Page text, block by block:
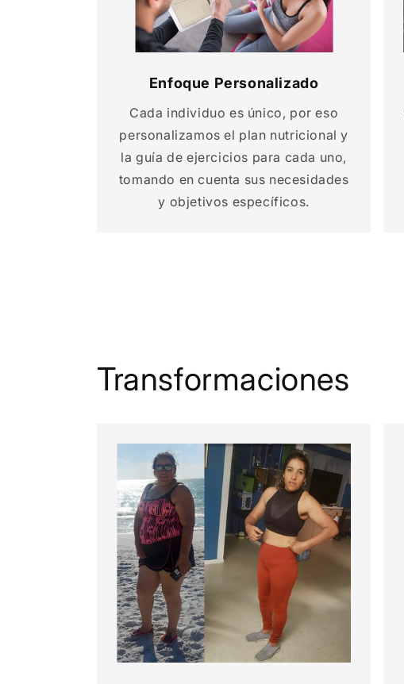
Enfoque Personalizado
Cada individuo es único, por eso
personalizamos el plan nutricional y
la guía de ejercicios para cada uno,
tomando en cuenta sus necesidades
y objetivos específicos.
Transformaciones